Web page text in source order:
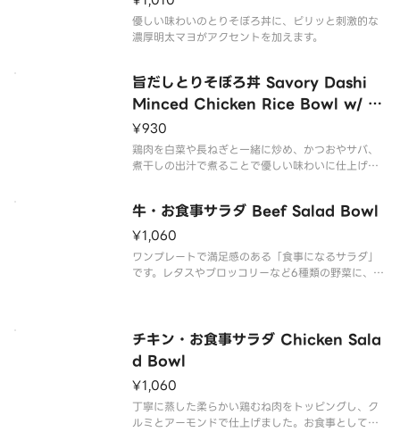
優しい味わいのとりそぼろ丼に、ピリッと刺激的な
濃厚明太マヨがアクセントを加えます。
旨だしとりそぼろ丼 Savory Dashi
Minced Chicken Rice Bowl w/ R
aw Egg
¥930
鶏肉を白菜や長ねぎと一緒に炒め、かつおやサバ、
煮干しの出汁で煮ることで優しい味わいに仕上げま
牛・お食事サラダ Beef Salad Bowl
¥1,060
ワンプレートで満足感のある「食事になるサラダ」
です。レタスやブロッコリーなど6種類の野菜に、十
チキン・お食事サラダ Chicken Sala
d Bowl
¥1,060
丁寧に蒸した柔らかい鶏むね肉をトッピングし、ク
ルミとアーモンドで仕上げました。お食事としては